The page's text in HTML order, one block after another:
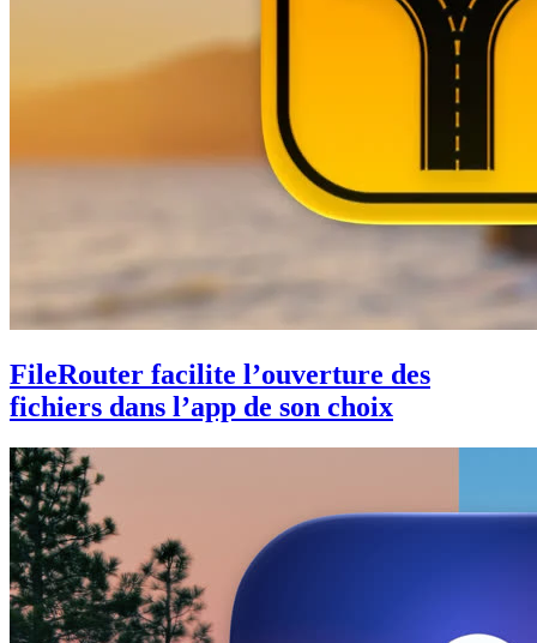
FileRouter facilite l’ouverture des
fichiers dans l’app de son choix